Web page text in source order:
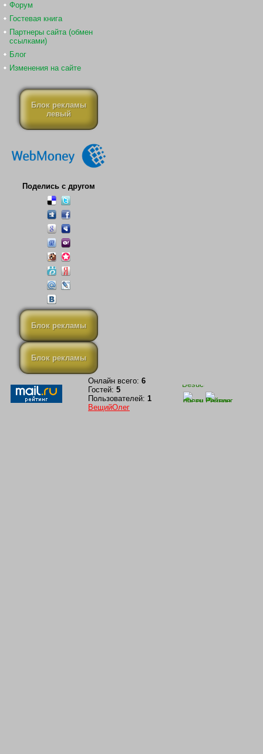
Форум
Гостевая книга
Партнеры сайта (обмен
ссылками)
Блог
Изменения на сайте
Блок рекламы
левый
Поделись с другом
Блок рекламы
Блок рекламы
Онлайн всего: 6
Гостей: 5
Пользователей: 1
ВещийОлег